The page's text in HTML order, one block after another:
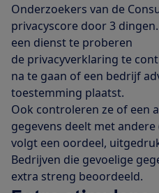
Onderzoekers van de
privacyscore door 3 dingen.
een dienst te proberen
de privacyverklaring te
na te gaan of een bedrijf
toestemming plaatst.
Ook controleren ze of een
gegevens deelt met
volgt een oordeel,
Bedrijven die gevoelige
extra streng beoordeeld.